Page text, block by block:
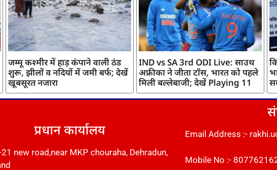
जम्मू कश्मीर में हाड़ कंपाने वाली ठंड
शुरू, झीलों व नदियों में जमी बर्फ; देखें
खूबसूरत नजारा
IND vs SA 3rd ODI Live: साउथ
अफ्रीका ने जीता टॉस, भारत को पहले
मिली बल्लेबाजी; देखें Playing 11
प्रधान कार्यालय
new road,near MKP chouraha, Dehradun,
Email Address :-
Mobile No :-